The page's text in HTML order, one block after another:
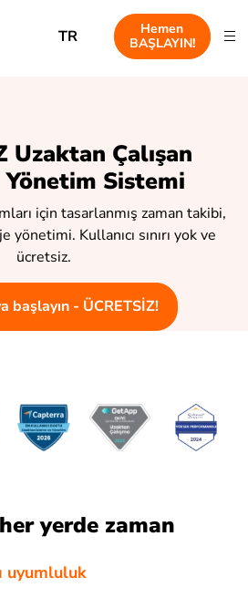
TR
Hemen
BAŞLAYIN!
Uzaktan Çalışan
Sistemi
için tasarlanmış zaman takibi,
Kullanıcı sınırı yok ve
ücretsiz.
başlayın - ÜCRETSİZ!
yerde zaman
uyumluluk